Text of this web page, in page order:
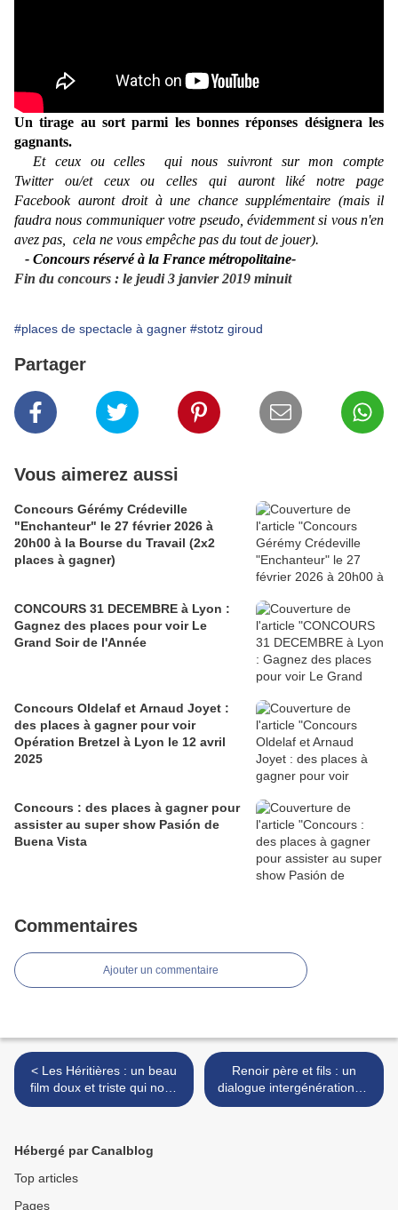
Un tirage au sort parmi les bonnes réponses désignera les
gagnants.
Et ceux ou celles qui nous suivront surmon compte
Twitterou/et ceux ou celles qui auront likénotre page
Facebookauront droit à une chance supplémentaire (mais il
faudra nous communiquer votre pseudo, évidemment si vous n'en
avez pas, cela ne vous empêche pas du tout de jouer).
- Concours réservé à la France métropolitaine-
Fin du concours : le jeudi 3 janvier 2019 minuit
#places de spectacle à gagner #stotz giroud
Partager
Vous aimerez aussi
Concours Gérémy Crédeville
"Enchanteur" le 27 février 2026 à
20h00 à la Bourse du Travail (2x2
places à gagner)
CONCOURS 31 DECEMBRE à Lyon :
Gagnez des places pour voir Le
Grand Soir de l'Année
Concours Oldelaf et Arnaud Joyet :
des places à gagner pour voir
Opération Bretzel à Lyon le 12 avril
2025
Concours : des places à gagner pour
assister au super show Pasión de
Buena Vista
Commentaires
Ajouter un commentaire
< Les Héritières : un beau
film doux et triste qui nous
vient du Paraguay..
Renoir père et fils : un
dialogue intergénérationnel
et interdisciplinaire entre
Hébergé par Canalblog
Top articles
Pages